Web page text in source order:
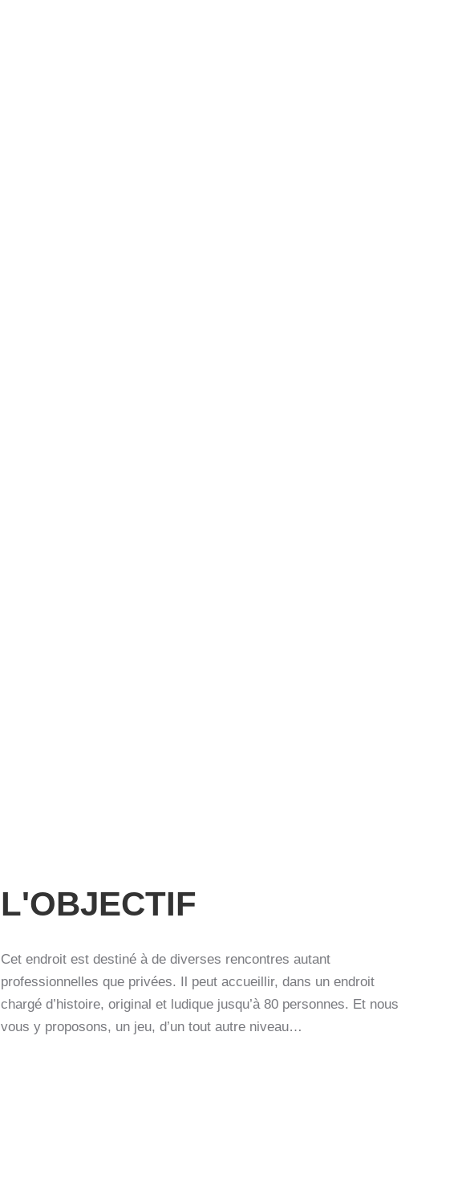
L'OBJECTIF
Cet endroit est destiné à de diverses rencontres autant
professionnelles que privées. Il peut accueillir, dans un endroit
chargé d’histoire, original et ludique jusqu’à 80 personnes. Et nous
vous y proposons, un jeu, d’un tout autre niveau…